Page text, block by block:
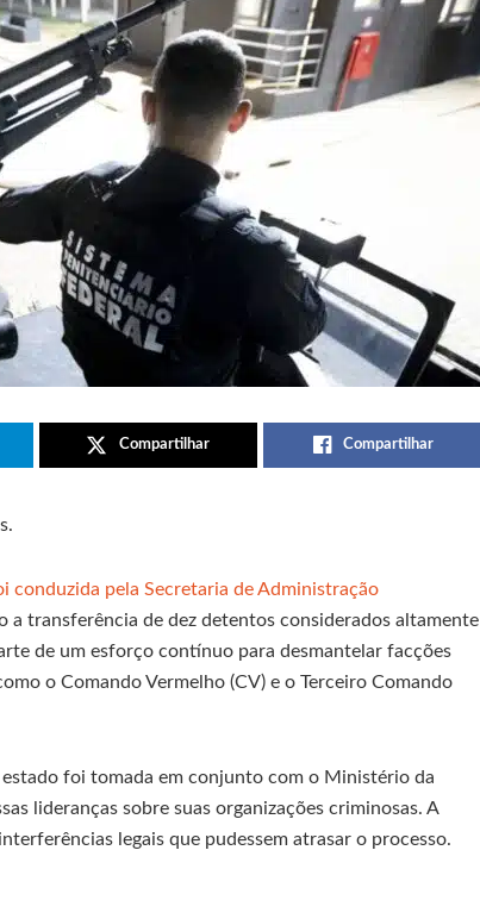
Compartilhar Compartilhar
conduzida pela Secretaria de Administração
a transferência de dez detentos considerados altamente
de um esforço contínuo para desmantelar facções
o Comando Vermelho (CV) e o Terceiro Comando
foi tomada em conjunto com o Ministério da
lideranças sobre suas organizações criminosas. A
legais que pudessem atrasar o processo.